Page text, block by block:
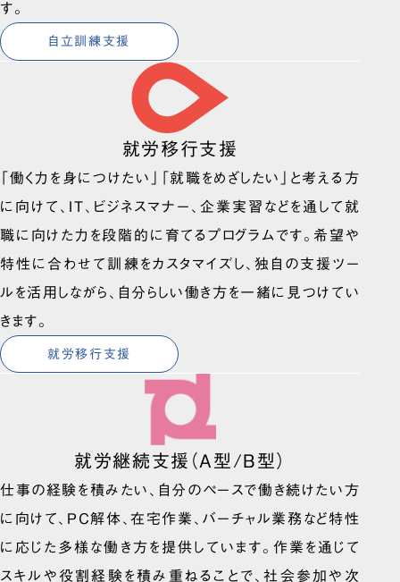
す。
自立訓練支援
就労移行支援
「働く力を身につけたい」「就職をめざしたい」と考える方
に向けて、IT、ビジネスマナー、企業実習などを通して就
職に向けた力を段階的に育てるプログラムです。希望や
特性に合わせて訓練をカスタマイズし、独自の支援ツー
ルを活用しながら、自分らしい働き方を一緒に見つけてい
きます。
就労移行支援
就労継続支援（A型/B型）
仕事の経験を積みたい、自分のペースで働き続けたい方
に向けて、PC解体、在宅作業、バーチャル業務など特性
に応じた多様な働き方を提供しています。作業を通じて
スキルや役割経験を積み重ねることで、社会参加や次